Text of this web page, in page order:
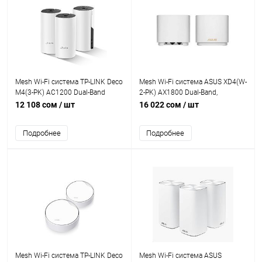
Mesh Wi-Fi система TP-LINK Deco
M4(3-PK) AC1200 Dual-Band
867Mb/s 5GHz+300Mb/s 2.4GHz,
MU-MIMO, Parental Control
12 108 сом / шт
Подробнее
Mesh Wi-Fi система ASUS XD4(W-
2-PK) AX1800 Dual-Band,
1201Mb/s 5GHz+1300Mb/s
Aimesh, ASUS Router APP,
AIProtection
16 022 сом / шт
Подробнее
Mesh Wi-Fi система TP-LINK Deco Mesh Wi-Fi система ASUS